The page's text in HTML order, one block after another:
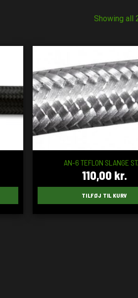
Showing all
AN-6 TEFLON SLANGE
110,00 kr.
TILFØJ TIL KURV